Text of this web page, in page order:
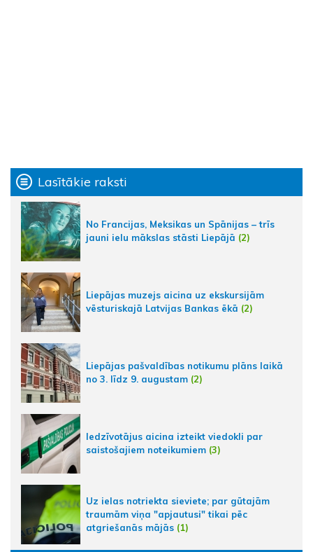
Lasītākie raksti
No Francijas, Meksikas un Spānijas – trīs
jauni ielu mākslas stāsti Liepājā (2)
Liepājas muzejs aicina uz ekskursijām
vēsturiskajā Latvijas Bankas ēkā (2)
Liepājas pašvaldības notikumu plāns laikā
no 3. līdz 9. augustam (2)
Iedzīvotājus aicina izteikt viedokli par
saistošajiem noteikumiem (3)
Uz ielas notriekta sieviete; par gūtajām
traumām viņa "apjautusi" tikai pēc
atgriešanās mājās (1)